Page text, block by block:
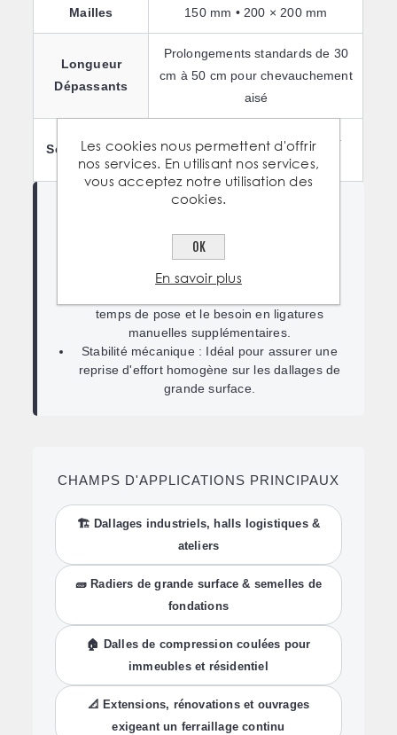
Mailles 150 mm • 200 × 200 mm
Longueur
Dépassants
Prolongements standards de 30
cm à 50 cm pour chevauchement
aisé
Sections de fil
Diamètres disponibles de Ø 4
mm à Ø 10 mm
Jonction simplifiée :Permet d'imbriquer les
panneaux les uns dans les autres sans créer
de surépaisseur de béton.
temps de pose et le besoin en ligatures
manuelles supplémentaires.
Stabilité mécanique : Idéal pour assurer une
reprise d'effort homogène sur les dallages de
grande surface.
CHAMPS D'APPLICATIONS PRINCIPAUX
🏗️ Dallages industriels, halls logistiques &
ateliers
🧱 Radiers de grande surface & semelles de
fondations
🏠 Dalles de compression coulées pour
immeubles et résidentiel
📐 Extensions, rénovations et ouvrages
exigeant un ferraillage continu
Les cookies nous permettent d'offrir
nos services. En utilisant nos services,
vous acceptez notre utilisation des
cookies.
OK
En savoir plus